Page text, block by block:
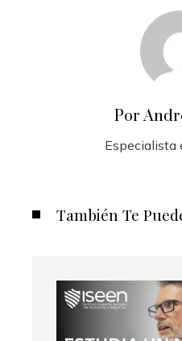
Por
Especialista
También Te